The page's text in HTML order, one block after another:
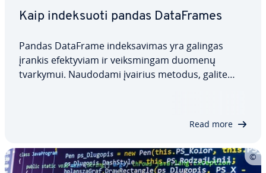
Kaip in­dek­suo­ti pandas Da­taF­ra­mes
Pandas DataFrame in­dek­sa­vi­mas yra galingas
įrankis efek­ty­viam ir veiks­min­gam duomenų
tvarkymui. Naudodami įvairius metodus, galite
nė­si­me, kas yra pandas DataFrame indeksas, kaip
Read more